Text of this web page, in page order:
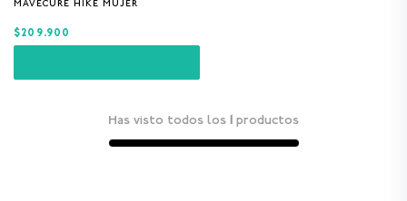
MAVECURE HIKE MUJER
$209.900
Has visto todos los productos
8. GORRAS
9. VESTIDOS